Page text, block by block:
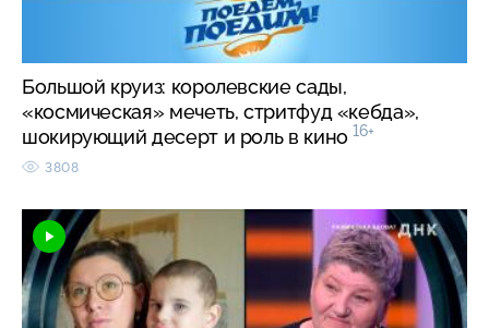
Большой круиз: королевские сады,
«космическая» мечеть, стритфуд «кебда»,
шокирующий десерт и роль в кино 16+
3808